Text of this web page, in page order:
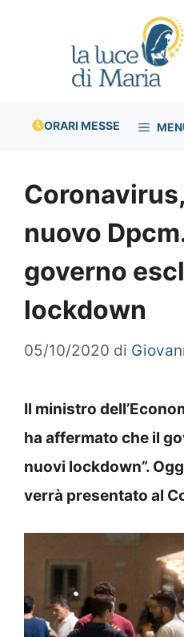
ORARI MESSE
nuovo
governo
lockdown
05/10/2020 di
Il ministro
ha affermato che il
nuovi lockdown”.
verrà presentato al